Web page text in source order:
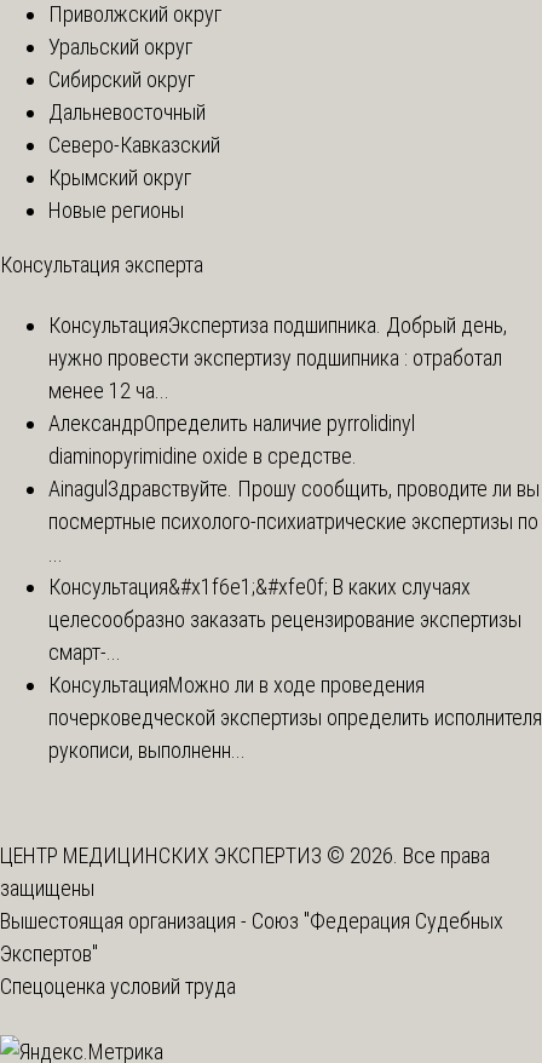
Приволжский округ
Уральский округ
Сибирский округ
Дальневосточный
Северо-Кавказский
Крымский округ
Новые регионы
Консультация эксперта
КонсультацияЭкспертиза подшипника. Добрый день,
нужно провести экспертизу подшипника : отработал
менее 12 ча...
АлександрОпределить наличие pyrrolidinyl
diaminopyrimidine oxide в средстве.
AinagulЗдравствуйте. Прошу сообщить, проводите ли вы
посмертные психолого-психиатрические экспертизы по
Консультация&#x1f6e1;&#xfe0f; В каких случаях
целесообразно заказать рецензирование экспертизы
смарт-...
КонсультацияМожно ли в ходе проведения
почерковедческой экспертизы определить исполнителя
рукописи, выполненн...
ЦЕНТР МЕДИЦИНСКИХ ЭКСПЕРТИЗ © 2026. Все права
защищены
Вышестоящая организация - Союз "Федерация Судебных
Экспертов"
Спецоценка условий труда